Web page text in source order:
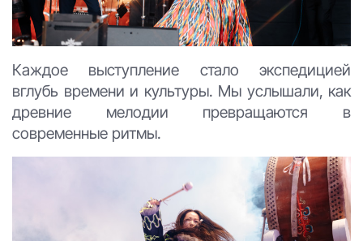
Каждое выступление стало экспедицией
вглубь времени и культуры. Мы услышали, как
древние мелодии превращаются в
современные ритмы.